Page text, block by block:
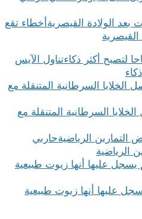
أخطاء تقع
القيصرية
تناول الآيس
السرطانية المتنقلة مع
حاربي
الرياضية
عليها أنها زيوت طبيعية